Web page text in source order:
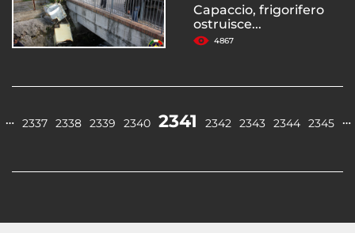
Capaccio, frigorifero
ostruisce...
4867
… 2337 2338 2339 2340 2341 2342 2343 2344 2345 …